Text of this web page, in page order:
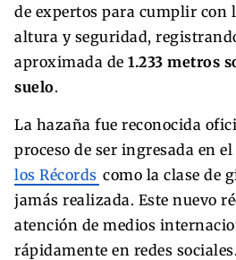
de expertos para cumplir con
altura y seguridad,
aproximada de 1.233 metros
suelo.
La hazaña fue reconocida
proceso de ser ingresada en el
los Récords como la clase de
jamás realizada. Este nuevo
atención de medios
rápidamente en redes sociales.